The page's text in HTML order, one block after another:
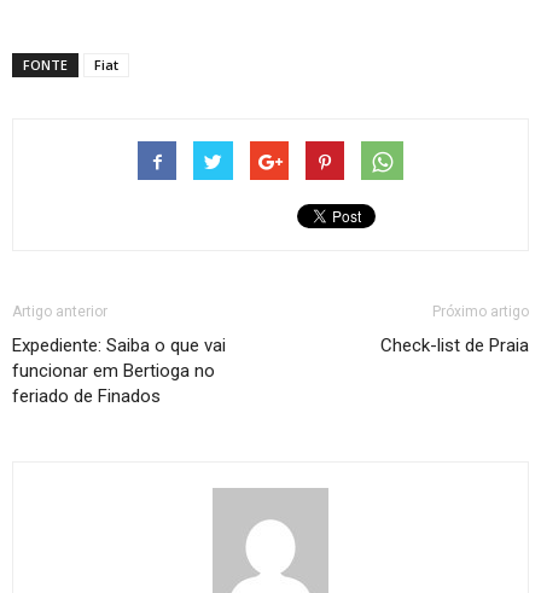
FONTE Fiat
Artigo anterior
Expediente: Saiba o que vai
funcionar em Bertioga no
feriado de Finados
Próximo artigo
Check-list de Praia